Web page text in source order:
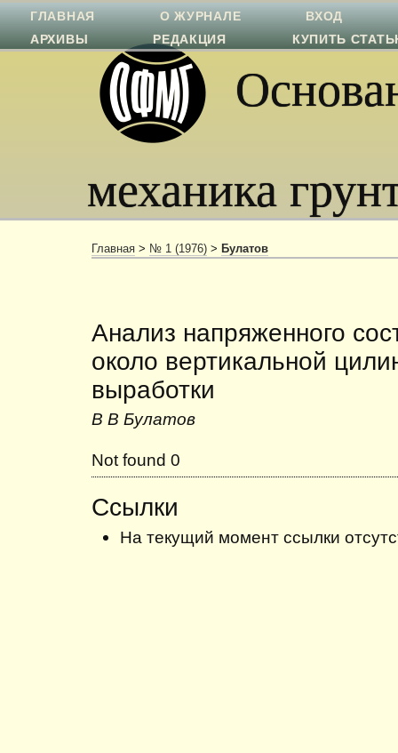
механика
ГЛАВНАЯ О ЖУРНАЛЕ
ВХОД
АРХИВЫ
РЕДАКЦИЯ КУПИТЬ
Главная > № 1 (1976) > Булатов
Анализ напряженного
около вертикальной
выработки
В В Булатов
Not found 0
Ссылки
На текущий момент ссылки